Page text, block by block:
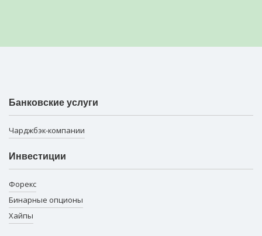
Банковские услуги
Чарджбэк-компании
Инвестиции
Форекс
Бинарные опционы
Хайпы